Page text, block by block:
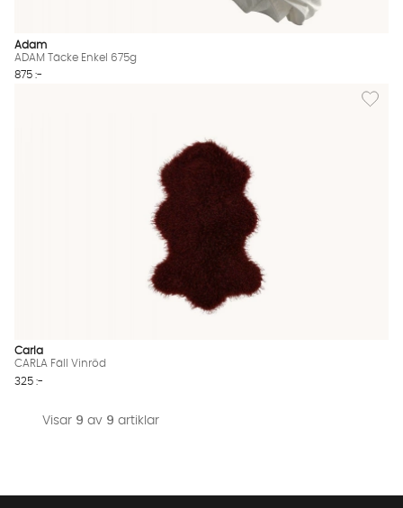
Adam
ADAM Täcke Enkel 675g
875 :-
Lägg
Carla
CARLA Fäll Vinröd
325 :-
Visar 9 av 9 artiklar